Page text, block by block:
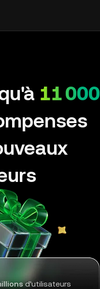
11 000
d'utilisateurs